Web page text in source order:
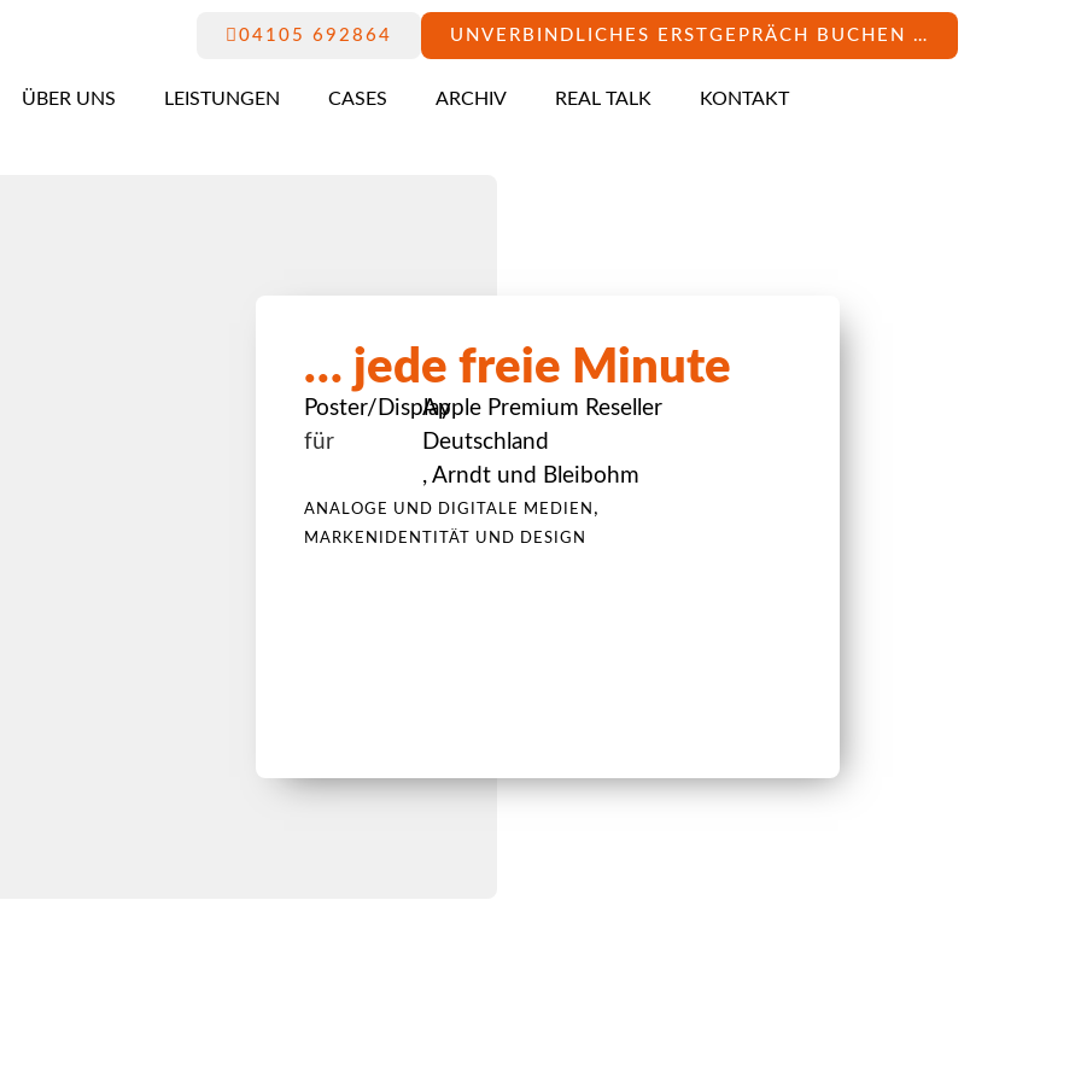
UNVERBINDLICHES ERSTGEPRÄCH BUCHEN …
04105 692864
ÜBER UNS LEISTUNGEN CASES ARCHIV REAL TALK KONTAKT
… jede freie Minute
Poster/Display
für
Apple Premium Reseller
Deutschland
, Arndt und Bleibohm
ANALOGE UND DIGITALE MEDIEN ,
MARKENIDENTITÄT UND DESIGN